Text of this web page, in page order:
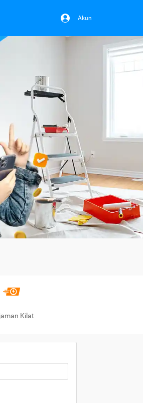
Akun
Kilat